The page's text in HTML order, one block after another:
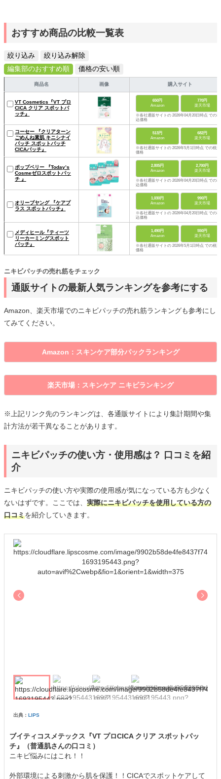
おすすめ商品の比較一覧表
絞り込み
絞り込み解除
編集部のおすすめ順
価格の安い順
商品名 画像 購入サイト
VT Cosmetics『VT プロ
CICA クリア スポットパ
ッチ』
650円
Amazon
770円
楽天市場
※各社通販サイトの 2026年04月20日時点 での税
込価格
コーセー 『クリアターン
ごめんね素肌 キニシナイ
パッチ スポットパッチ
CICAパッチ』
513円
Amazon
682円
楽天市場
※各社通販サイトの 2026年5月1日時点 での税込
価格
ポップベリー 『Today’s
Cosmeゼロスポットパッ
チ 』
2,805円
Amazon
2,700円
楽天市場
※各社通販サイトの 2026年04月20日時点 での税
込価格
オリーブヤング 『ケアプ
ラス スポットパッチ』
1,030円
Amazon
990円
楽天市場
※各社通販サイトの 2026年04月20日時点 での税
込価格
メディヒール『ティーツ
リーカーミングスポット
パッチ』
1,490円
Amazon
550円
楽天市場
※各社通販サイトの 2026年5月1日時点 での税込
価格
通販サイトの最新人気ランキングを参考にする
ニキビパッチの売れ筋をチェック
Amazon、楽天市場でのニキビパッチの売れ筋ランキングも参考にし
てみてください。
Amazon：スキンケア部分パックランキング
楽天市場：スキンケア ニキビランキング
※上記リンク先のランキングは、各通販サイトにより集計期間や集
計方法が若干異なることがあります。
ニキビパッチの使い方・使用感は？ 口コミを紹
介
ニキビパッチの使い方や実際の使用感が気になっている方も少なく
ないはずです。ここでは、 実際にニキビパッチを使用している方の
口コミを紹介していきます。
出典： LIPS
ブイティコスメテックス『VT プロCICA クリア スポットパッ
チ』（普通肌さんの口コミ）
ニキビ悩みにはこれ！！
外部環境による刺激から肌を保護！！CICAでスポットケアして